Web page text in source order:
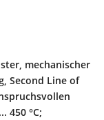
mechanischer
Second Line of
450 °C;